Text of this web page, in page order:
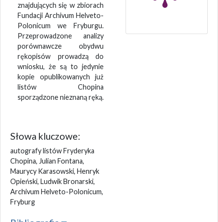
znajdujących się w zbiorach
Fundacji Archivum Helveto-
Polonicum we Fryburgu.
Przeprowadzone analizy
porównawcze obydwu
rękopisów prowadzą do
wniosku, że są to jedynie
kopie opublikowanych już
listów Chopina
sporządzone nieznaną ręką.
Słowa kluczowe:
autografy listów Fryderyka
Chopina, Julian Fontana,
Maurycy Karasowski, Henryk
Opieński, Ludwik Bronarski,
Archivum Helveto-Polonicum,
Fryburg